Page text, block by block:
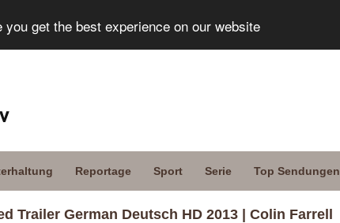
get the best experience on our website
Reportage Sport Serie Top Sendungen
Trailer German Deutsch HD 2013 | Colin Farrell